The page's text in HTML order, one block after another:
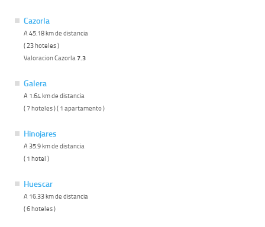
Cazorla
A 45.18 km de distancia
( 23 hoteles )
Valoracion Cazorla 7.3
Galera
A 1.64 km de distancia
( 7 hoteles ) ( 1 apartamento )
Hinojares
A 35.9 km de distancia
( 1 hotel )
Huescar
A 16.33 km de distancia
( 6 hoteles )